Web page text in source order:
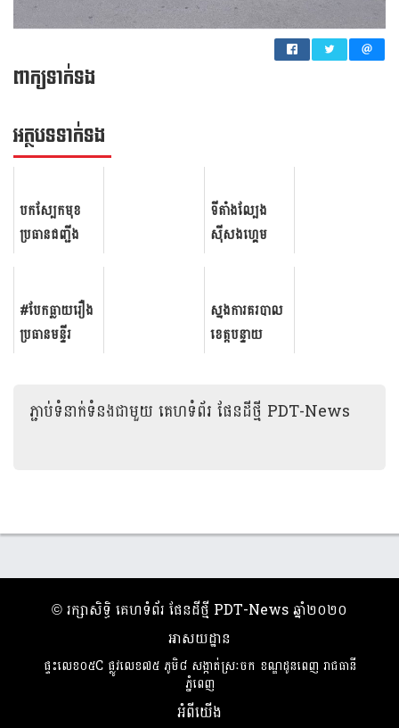
ពាក្យទាក់ទង
អត្ថ​បទ​ទាក់​ទង
បកស្បែកមុខ
ប្រធានជញ្ជីង
កំពង់ធំ ផន ម៉ៅ
ថ្លឹងតែលុយ មិន
ទីតាំង​ល្បែង
ស៊ីសងហ្គេម​
ទំនើបស្ទឹង​
មានជ័យ​ថ្មី​ ជាន់​
#បែកធ្លាយរឿង
ប្រធានមន្ទីរ
ល្បីរឿង ស្រវីង
ស្នងការគរបាល
ខេត្តបន្ទាយ
ឡោះ ដឹកនាំក្រុម
ភ្ជាប់ទំនាក់ទំនងជាមួយ គេហទំព័រ ផែនដីថ្មី PDT-News
​© រក្សា​សិទ្ធិ​ គេហទំព័រ ផែនដីថ្មី PDT-News ឆ្នាំ​២០២០
អាសយដ្ឋាន
ផ្ទះលេខ០៥C ផ្លូវលេខ៧៥ ភូមិ៨ សង្កាត់ស្រៈចក ខណ្ឌដូនពេញ រាជធានី
ភ្នំពេញ
អំពីយើង